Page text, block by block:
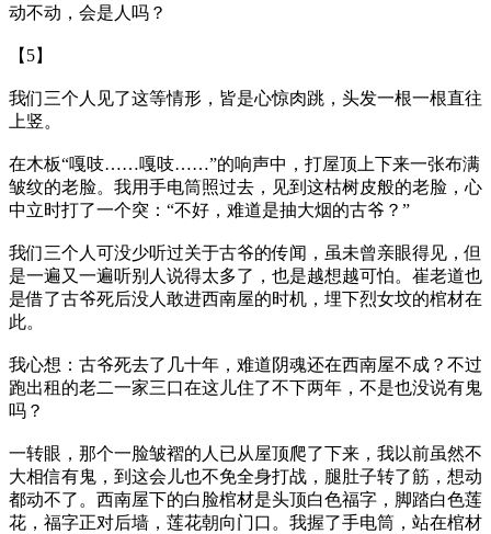
动不动，会是人吗？
【5】
我们三个人见了这等情形，皆是心惊肉跳，头发一根一根直往
上竖。
在木板“嘎吱……嘎吱……”的响声中，打屋顶上下来一张布满
皱纹的老脸。我用手电筒照过去，见到这枯树皮般的老脸，心
中立时打了一个突：“不好，难道是抽大烟的古爷？”
我们三个人可没少听过关于古爷的传闻，虽未曾亲眼得见，但
是一遍又一遍听别人说得太多了，也是越想越可怕。崔老道也
是借了古爷死后没人敢进西南屋的时机，埋下烈女坟的棺材在
此。
我心想：古爷死去了几十年，难道阴魂还在西南屋不成？不过
跑出租的老二一家三口在这儿住了不下两年，不是也没说有鬼
吗？
一转眼，那个一脸皱褶的人已从屋顶爬了下来，我以前虽然不
大相信有鬼，到这会儿也不免全身打战，腿肚子转了筋，想动
都动不了。西南屋下的白脸棺材是头顶白色福字，脚踏白色莲
花，福字正对后墙，莲花朝向门口。我握了手电筒，站在棺材